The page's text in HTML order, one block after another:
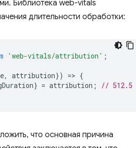
Библиотека web-vitals
длительности обработки:
'web-vitals/attribution' ;
, attribution}) => {
} = attribution ;
// 512.5
что основная причина